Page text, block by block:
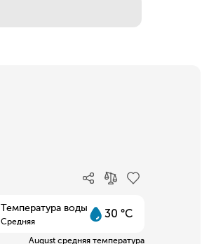
Температура воды
Средняя
30 °C
August средняя температура